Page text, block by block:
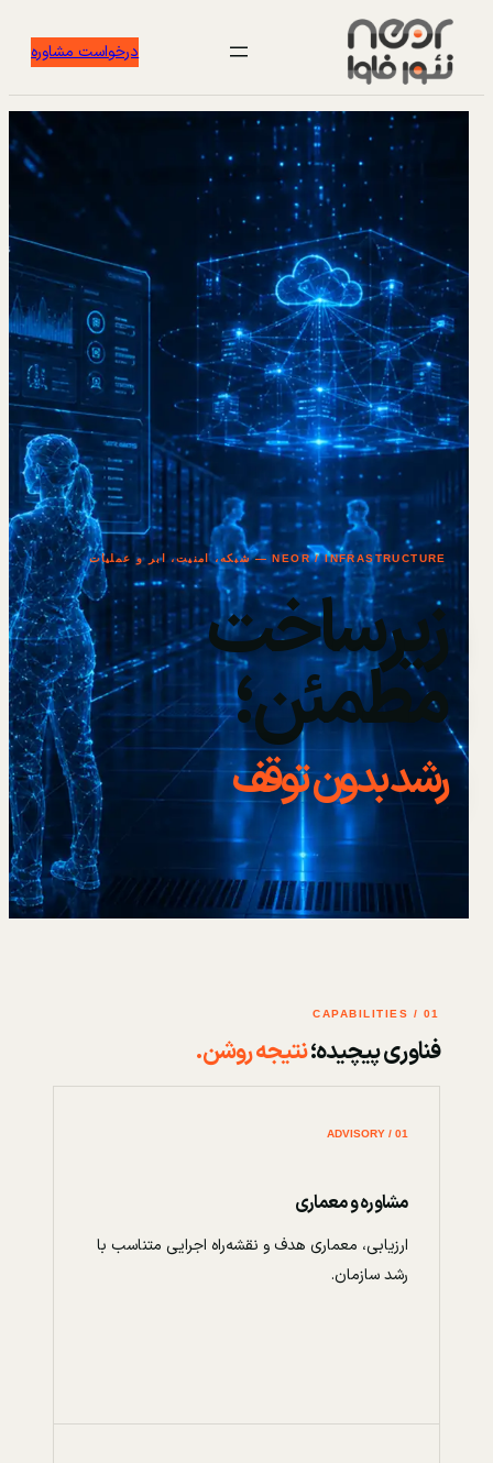
درخواست مشاوره
NEOR / INFRASTRUCTURE — شبکه، امنیت، ابر و عملیات
زیرساخت
مطمئن؛
رشد بدون توقف
01 / CAPABILITIES
فناوری پیچیده؛نتیجه روشن.
01 / ADVISORY
مشاوره و معماری
ارزیابی، معماری هدف و نقشه‌راه اجرایی متناسب با
رشد سازمان.